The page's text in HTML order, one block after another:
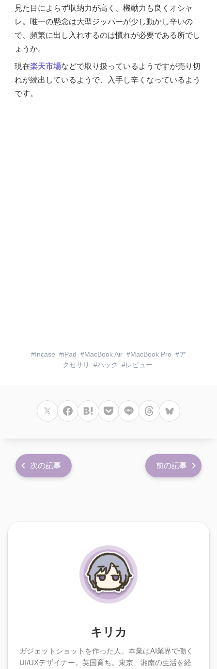
見た目によらず収納力が高く、機動力も良くオシャ
レ。唯一の懸念は大型ジッパーが少し動かし辛いの
で、頻繁に出し入れするのは慣れが必要である所でし
ょうか。
現在楽天市場などで取り扱っているようですが売り切
れが続出しているようで、入手し辛くなっているよう
です。
Incase iPad MacBook Air MacBook Pro
ア
クセサリ
ハック レビュー
次の記事 前の記事
キリカ
ガジェットショットを作った人。本業はAI業界で働く
UI/UXデザイナー。英国育ち。東京、湘南の生活を経